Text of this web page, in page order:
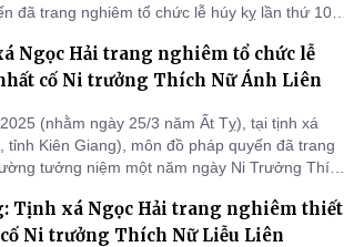
đã trang nghiêm tổ chức lễ húy kỵ lần thứ 10
bậc tiền nhiệm trụ trì tịnh xá.
Ngọc Hải trang nghiêm tổ chức lễ
cố Ni trưởng Thích Nữ Ánh Liên
(nhằm ngày 25/3 năm Ất Tỵ), tại tịnh xá
tỉnh Kiên Giang), môn đồ pháp quyến đã trang
tưởng niệm một năm ngày Ni Trưởng Thích
Tịnh xá Ngọc Hải trang nghiêm thiết
Ni trưởng Thích Nữ Liễu Liên